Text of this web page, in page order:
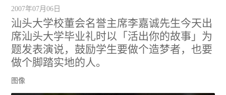
2007年07月06日
汕头大学校董会名誉主席李嘉诚先生今天出
席汕头大学毕业礼时以「活出你的故事」为
题发表演说，鼓励学生要做个造梦者，也要
做个脚踏实地的人。
图像